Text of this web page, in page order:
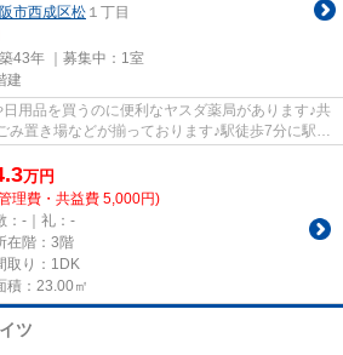
市西成区松 １丁目
43年 ｜募集中： 1室
建
用品を買うのに便利なヤスダ薬局があります♪共
み置き場などが揃っております♪駅徒歩7分に駅が
万円
理費・共益費 5,000円)
：-｜礼：-
在階：3階
取り：1DK
積：23.00㎡
ツ